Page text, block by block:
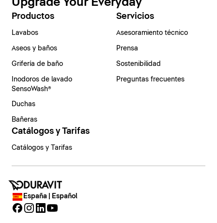
Productos
Lavabos
Aseos y baños
Grifería de baño
Inodoros de lavado
SensoWash®
Duchas
Bañeras
Servicios
Asesoramiento técnico
Prensa
Sostenibilidad
Preguntas frecuentes
Catálogos y Tarifas
Catálogos y Tarifas
España | Español